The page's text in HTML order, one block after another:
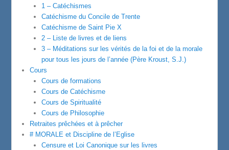
1 – Catéchismes
Catéchisme du Concile de Trente
Catéchisme de Saint Pie X
2 – Liste de livres et de liens
3 – Méditations sur les vérités de la foi et de la morale
pour tous les jours de l’année (Père Kroust, S.J.)
Cours
Cours de formations
Cours de Catéchisme
Cours de Spiritualité
Cours de Philosophie
Retraites prêchées et à prêcher
# MORALE et Discipline de l’Eglise
Censure et Loi Canonique sur les livres